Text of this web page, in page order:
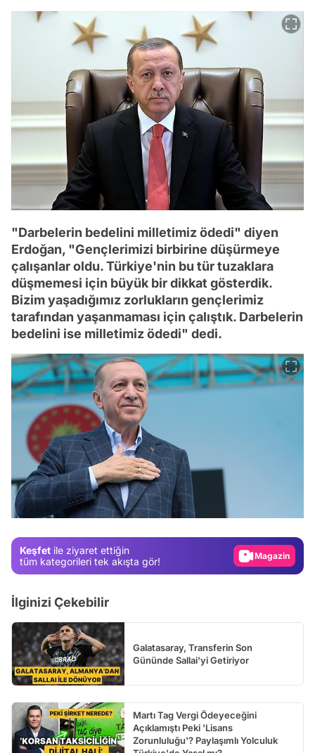
"Darbelerin bedelini milletimiz ödedi" diyen
Erdoğan, "Gençlerimizi birbirine düşürmeye
çalışanlar oldu. Türkiye'nin bu tür tuzaklara
düşmemesi için büyük bir dikkat gösterdik.
Bizim yaşadığımız zorlukların gençlerimiz
tarafından yaşanmaması için çalıştık. Darbelerin
bedelini ise milletimiz ödedi" dedi.
Keşfet ile ziyaret ettiğin
tüm kategorileri tek akışta gör!
Magazin
İlginizi Çekebilir
Galatasaray, Transferin Son
Gününde Sallai'yi Getiriyor
Martı Tag Vergi Ödeyeceğini
Açıklamıştı Peki 'Lisans
Zorunluluğu'? Paylaşımlı Yolculuk